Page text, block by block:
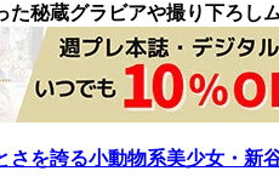
秘蔵グラビアや撮り下ろし
を誇る小動物系美少女・新